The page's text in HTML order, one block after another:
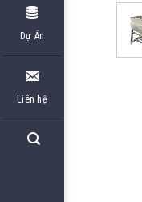
Dự Án
Liên hệ